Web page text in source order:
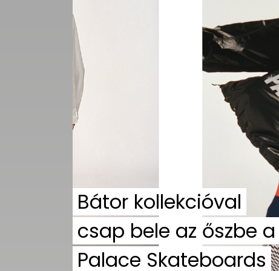
ZENE
MÉDIAAJÁNLAT
IMPRESSZUM
PR-ARCHÍVUM
Bátor kollekcióval
csap bele az őszbe a
Palace Skateboards